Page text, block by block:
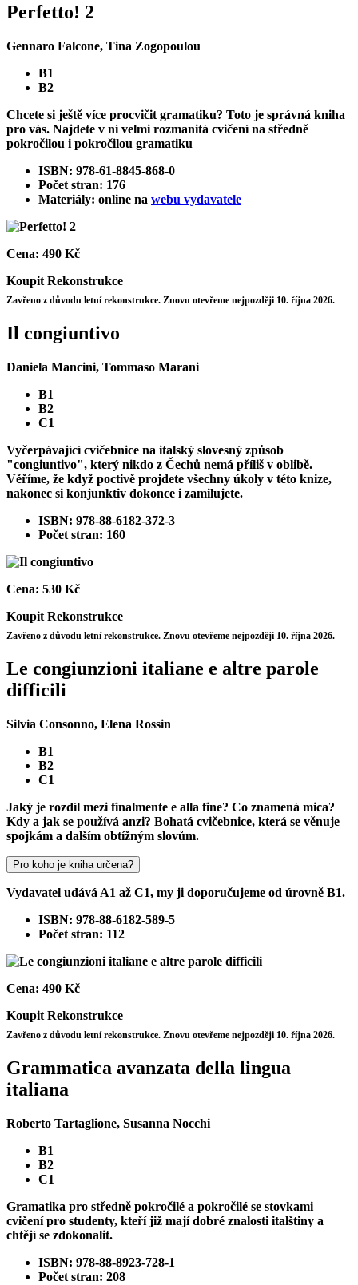
Perfetto! 2
Gennaro Falcone, Tina Zogopoulou
B1
B2
Chcete si ještě více procvičit gramatiku? Toto je správná kniha
pro vás. Najdete v ní velmi rozmanitá cvičení na středně
pokročilou i pokročilou gramatiku
ISBN: 978-61-8845-868-0
Počet stran: 176
Materiály: online na webu vydavatele
Cena: 490 Kč
Koupit Rekonstrukce
Zavřeno z důvodu letní rekonstrukce. Znovu otevřeme nejpozději 10. října 2026.
Il congiuntivo
Daniela Mancini, Tommaso Marani
B1
B2
C1
Vyčerpávající cvičebnice na italský slovesný způsob
"congiuntivo", který nikdo z Čechů nemá příliš v oblibě.
Věříme, že když poctivě projdete všechny úkoly v této knize,
nakonec si konjunktiv dokonce i zamilujete.
ISBN: 978-88-6182-372-3
Počet stran: 160
Cena: 530 Kč
Koupit Rekonstrukce
Zavřeno z důvodu letní rekonstrukce. Znovu otevřeme nejpozději 10. října 2026.
Le congiunzioni italiane e altre parole
difficili
Silvia Consonno, Elena Rossin
B1
B2
C1
Jaký je rozdíl mezi finalmente e alla fine? Co znamená mica?
Kdy a jak se používá anzi? Bohatá cvičebnice, která se věnuje
spojkám a dalším obtížným slovům.
Pro koho je kniha určena?
Vydavatel udává A1 až C1, my ji doporučujeme od úrovně B1.
ISBN: 978-88-6182-589-5
Počet stran: 112
Cena: 490 Kč
Koupit Rekonstrukce
Zavřeno z důvodu letní rekonstrukce. Znovu otevřeme nejpozději 10. října 2026.
Grammatica avanzata della lingua
italiana
Roberto Tartaglione, Susanna Nocchi
B1
B2
C1
Gramatika pro středně pokročilé a pokročilé se stovkami
cvičení pro studenty, kteří již mají dobré znalosti italštiny a
chtějí se zdokonalit.
ISBN: 978-88-8923-728-1
Počet stran: 208